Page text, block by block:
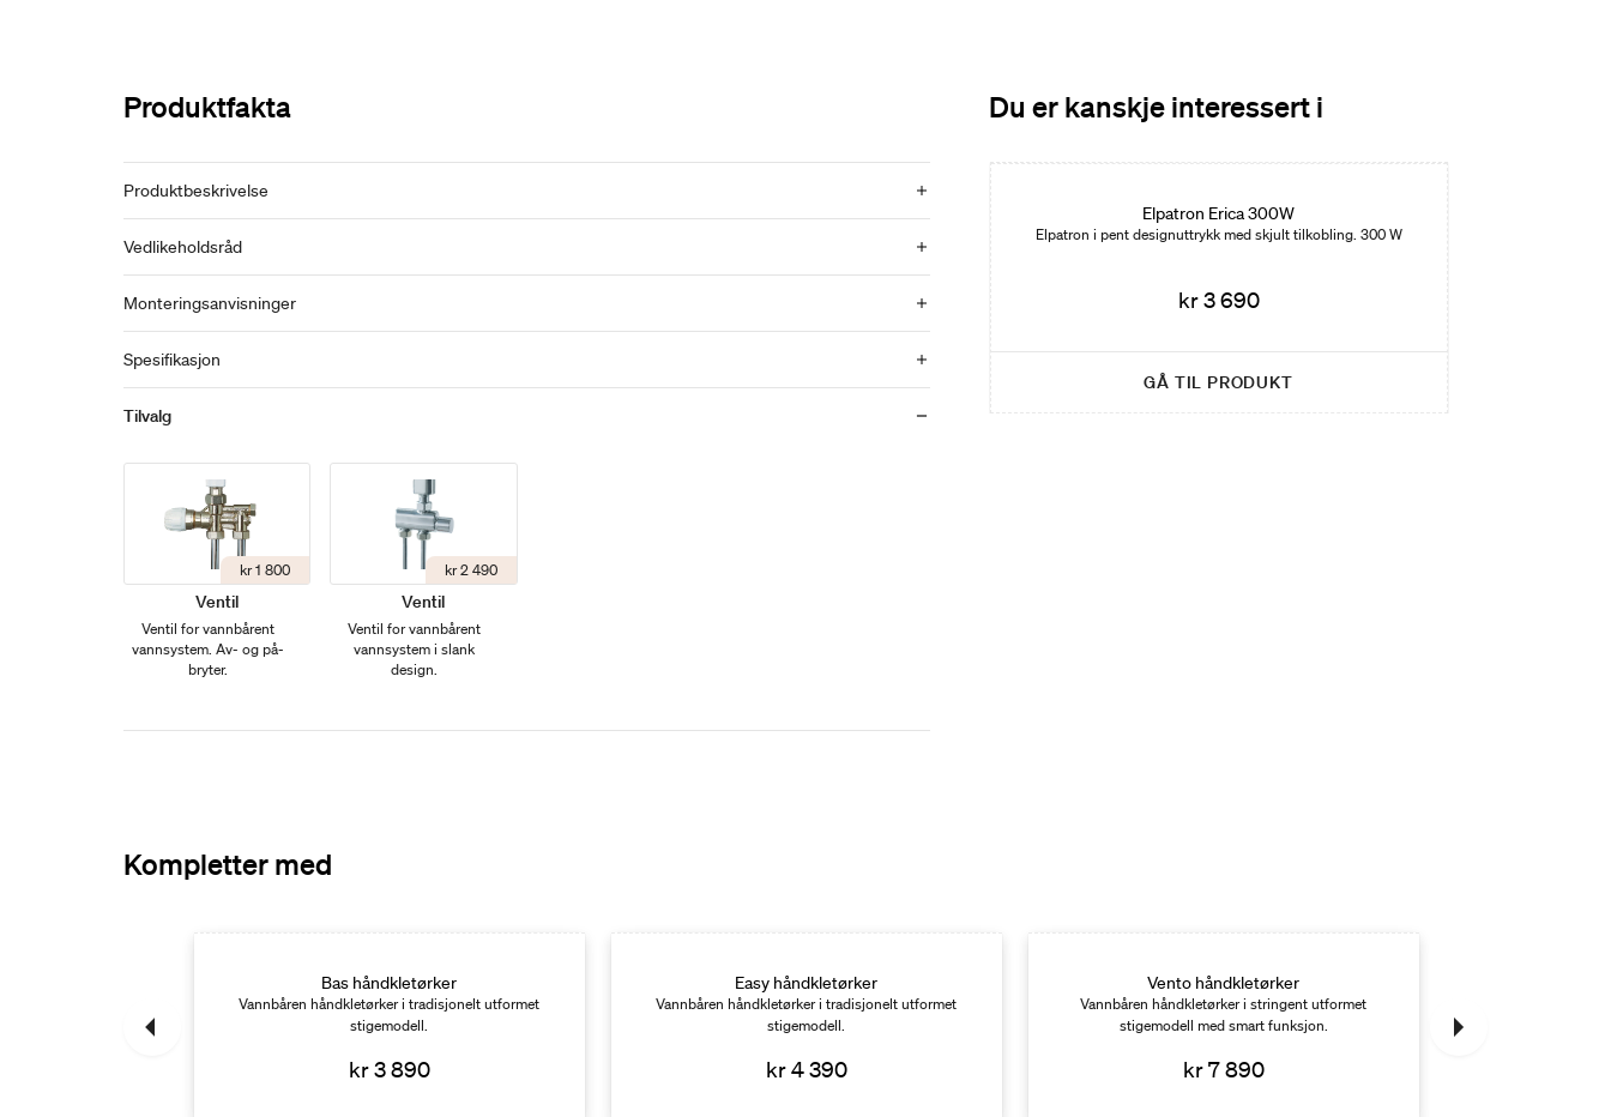
Produktfakta
Produktbeskrivelse
Vedlikeholdsråd
Monteringsanvisninger
Spesifikasjon
Tilvalg
kr 1 800
Ventil
Ventil for vannbårent
vannsystem. Av- og på-
bryter.
kr 2 490
Ventil
Ventil for vannbårent
vannsystem i slank
design.
Du er kanskje interessert i
Elpatron Erica 300W
Elpatron i pent designuttrykk med skjult tilkobling. 300 W
kr 3 690
GÅ TIL PRODUKT
Kompletter med
Bas håndkletørker
Vannbåren håndkletørker i tradisjonelt utformet
stigemodell.
kr 3 890
Easy håndkletørker
Vannbåren håndkletørker i tradisjonelt utformet
stigemodell.
kr 4 390
Vento håndkletørker
Vannbåren håndkletørker i stringent utformet
stigemodell med smart funksjon.
kr 7 890